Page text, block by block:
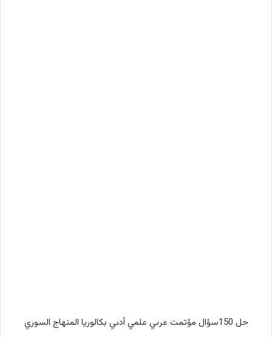
حل 150سؤال مؤتمت عربي علمي أدبي بكالوريا المنهاج السوري